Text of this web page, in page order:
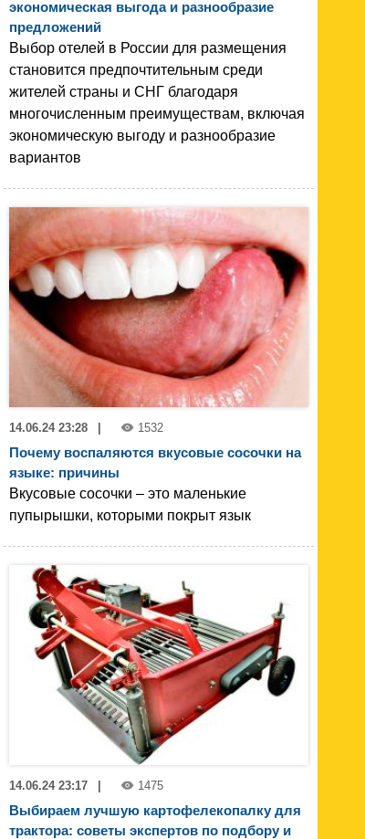
экономическая выгода и разнообразие
предложений
Выбор отелей в России для размещения
становится предпочтительным среди
жителей страны и СНГ благодаря
многочисленным преимуществам, включая
экономическую выгоду и разнообразие
вариантов
14.06.24 23:28 1532
Почему воспаляются вкусовые сосочки на
языке: причины
Вкусовые сосочки – это маленькие
пупырышки, которыми покрыт язык
14.06.24 23:17 | 1475
Выбираем лучшую картофелекопалку для
трактора: советы экспертов по подбору и